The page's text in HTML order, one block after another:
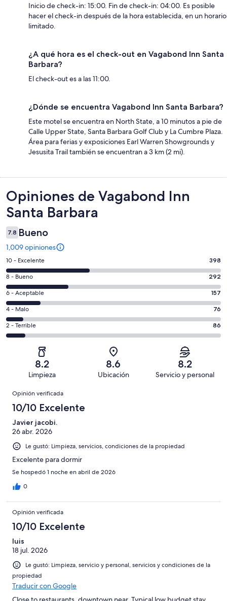
Inicio de check-in: 15:00. Fin de check-in: 04:00. Es posible
hacer el check-in después de la hora establecida, en un horario
limitado.
¿A qué hora es el check-out en Vagabond Inn Santa
Barbara?
El check-out es a las 11:00.
¿Dónde se encuentra Vagabond Inn Santa Barbara?
Este motel se encuentra en North State, a 10 minutos a pie de
Calle Upper State, Santa Barbara Golf Club y La Cumbre Plaza.
Área para ferias y exposiciones Earl Warren Showgrounds y
Jesusita Trail también se encuentran a 3 km (2 mi).
Opiniones
Opiniones de Vagabond Inn
Santa Barbara
7.8 Bueno
1,009 opiniones
Puntuación
de
10,
es
decir,
Excelente.
Basada
en
opiniones
10 - Excelente 398
Puntuación
de
8,
es
decir,
Bueno.
opiniones
8 - Bueno 292
Puntuación
de
6,
es
decir,
Aceptable.
de
1009
opiniones
6 - Aceptable 157
Puntuación
de
4,
Basada
76
de
opiniones
4 - Malo 76
Puntuación
de
Terrible.
Basada
86
de
1009
opiniones
2 - Terrible 86
8.2
Limpieza
8.6
Ubicación
8.2
Servicio y personal
Opiniones
Opinión verificada
10/10 Excelente
Javier jacobi.
26 abr. 2026
Le gustó: Limpieza, servicios, condiciones de la propiedad
Excelente para dormir
Se hospedó 1 noche en abril de 2026
0
Opinión verificada
10/10 Excelente
luis
18 jul. 2026
Le gustó: Limpieza, servicio y personal, servicios y condiciones de la
propiedad
Traducir con Google